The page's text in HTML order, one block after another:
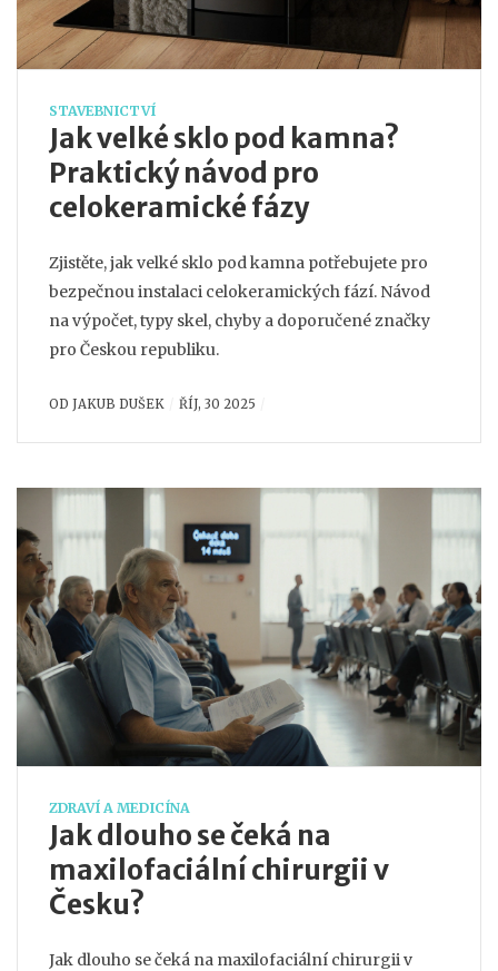
STAVEBNICTVÍ
Jak velké sklo pod kamna?
Praktický návod pro
celokeramické fázy
Zjistěte, jak velké sklo pod kamna potřebujete pro
bezpečnou instalaci celokeramických fází. Návod
na výpočet, typy skel, chyby a doporučené značky
pro Českou republiku.
OD JAKUB DUŠEK ŘÍJ, 30 2025
ZDRAVÍ A MEDICÍNA
Jak dlouho se čeká na
maxilofaciální chirurgii v
Česku?
Jak dlouho se čeká na maxilofaciální chirurgii v